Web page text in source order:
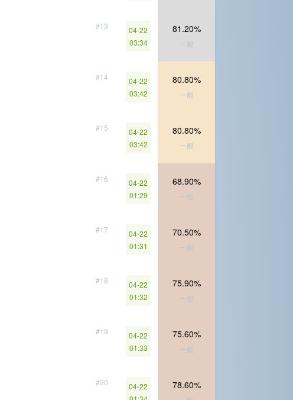
#13
04-22
03:34
81.20%
一般
#14
04-22
03:42
80.80%
一般
#15
04-22
03:42
80.80%
一般
#16
04-22
01:29
68.90%
一般
#17
04-22
01:31
70.50%
一般
#18
04-22
01:32
75.90%
一般
#19
04-22
01:33
75.60%
一般
#20
04-22
78.60%